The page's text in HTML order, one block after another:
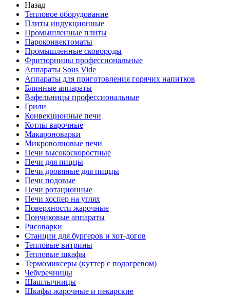
Назад
Тепловое оборудование
Плиты индукционные
Промышленные плиты
Пароконвектоматы
Промышленные сковороды
Фритюрницы профессиональные
Аппараты Sous Vide
Аппараты для приготовления горячих напитков
Блинные аппараты
Вафельницы профессиональные
Грили
Конвекционные печи
Котлы варочные
Макароноварки
Микроволновые печи
Печи высокоскоростные
Печи для пиццы
Печи дровяные для пиццы
Печи подовые
Печи ротационные
Печи хоспер на углях
Поверхности жарочные
Пончиковые аппараты
Рисоварки
Станции для бургеров и хот-догов
Тепловые витрины
Тепловые шкафы
Термомиксеры (куттер с подогревом)
Чебуречницы
Шашлычницы
Шкафы жарочные и пекарские